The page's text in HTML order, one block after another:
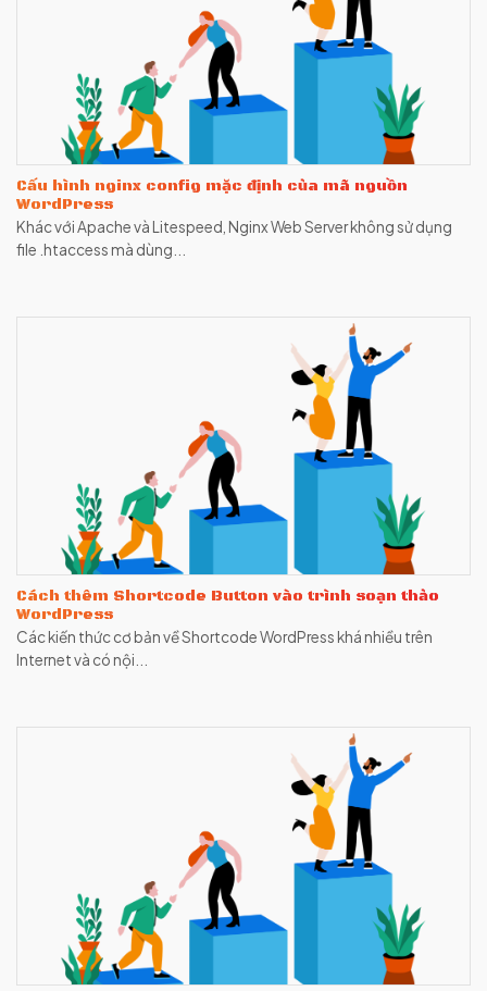
Cấu hình nginx config mặc định của mã nguồn
WordPress
Khác với Apache và Litespeed, Nginx Web Server không sử dụng
file .htaccess mà dùng...
Cách thêm Shortcode Button vào trình soạn thảo
WordPress
Các kiến thức cơ bản về Shortcode WordPress khá nhiều trên
Internet và có nội...